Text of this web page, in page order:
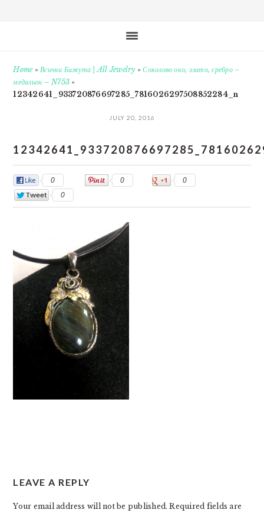
Home»Всички Бижута | All Jewelry »Соколово око, злато, сребро –
медальон – N753 »
12342641_933720876697285_7816026297508852284_n
JULY 20, 2016
0 0
0
0
INTERACTIONS
LEAVE A REPLY
Your email address will not be published. Required fields are